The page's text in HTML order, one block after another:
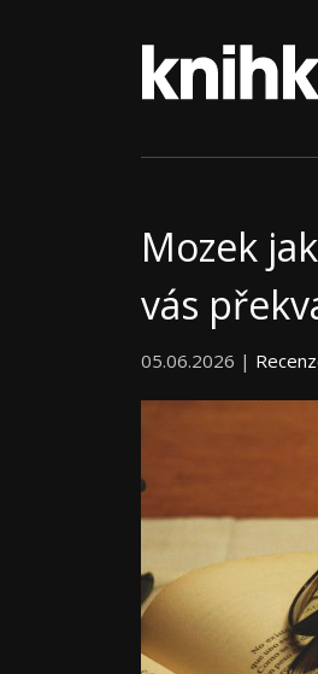
Mozek
vás
05.06.2026 |